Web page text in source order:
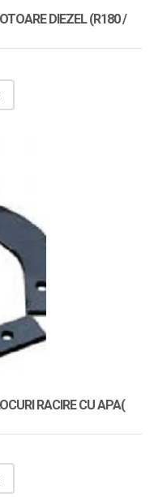
DIEZEL (R180 /
RACIRE CU APA(